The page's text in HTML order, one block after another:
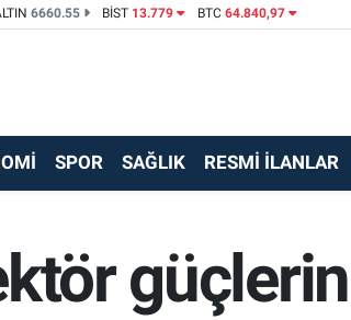
6660.55 BİST 13.779 BTC 64.840,97
SPOR SAĞLIK RESMİ İLANLAR